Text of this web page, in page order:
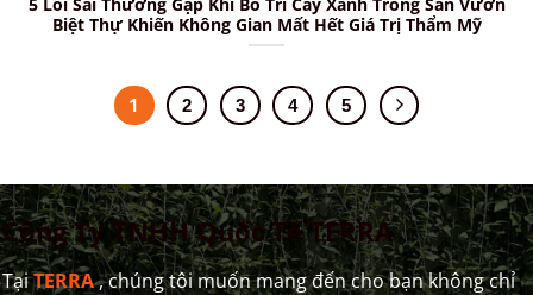
Biệt Thự Khiến Không Gian Mất Hết Giá Trị Thẩm Mỹ
1 2 3 4 5
Công Ty TNHH Quốc Tế TERRA
TạiTERRA, chúng tôi muốn mang đến cho bạn không chỉ